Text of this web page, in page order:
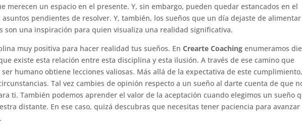
merecen un espacio en el presente. Y, sin embargo, pueden quedar estancados en el
asuntos pendientes de resolver. Y, también, los sueños que un día dejaste de
son una inspiración para quien visualiza una realidad significativa.
muy positiva para hacer realidad tus sueños. EnCrearte Coaching enumeramos
existe esta relación entre esta disciplina y esta ilusión. A través de ese camino que
humano obtiene lecciones valiosas. Más allá de la expectativa de este cumplimiento,
Tal vez cambies de opinión respecto a un sueño al darte cuenta de que
ti. También podemos aprender el valor de la aceptación cuando elegimos un sueño
distante. En ese caso, quizá descubras que necesitas tener paciencia para avanzar